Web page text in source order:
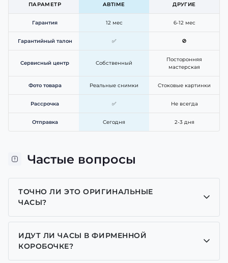
ПАРАМЕТР ABTIME ДРУГИЕ
Гарантия 12 мес 6-12 мес
Гарантийный талон ✅ 🚫
Сервисный центр Собственный
Посторонняя
мастерская
Фото товара Реальные снимки Стоковые картинки
Рассрочка ✅ Не всегда
Отправка Сегодня 2-3 дня
Частые вопросы
ТОЧНО ЛИ ЭТО ОРИГИНАЛЬНЫЕ
ЧАСЫ?
Да, все часы у нас только оригинальные, мы
являемся представителем многих брендов.
ИДУТ ЛИ ЧАСЫ В ФИРМЕННОЙ
КОРОБОЧКЕ?